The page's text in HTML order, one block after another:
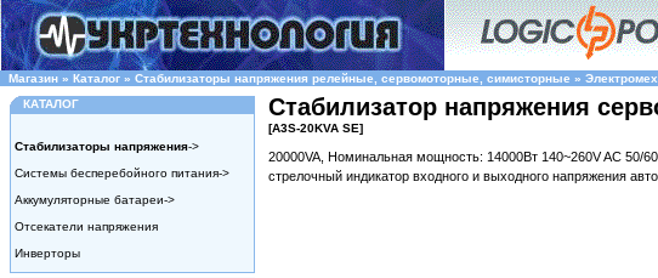
Магазин » Каталог » Стабилизаторы напряжения релейные, сервомоторные, симисторные »
КАТАЛОГ
Стабилизаторы напряжения->
Системы бесперебойного питания->
Аккумуляторные батареи->
Отсекатели напряжения
Инверторы
Стабилизатор напряжения
[A3S-20KVA SE]
20000VA, Номинальная мощность: 14000Вт 140~260V AC 50/
стрелочный индикатор входного и выходного напряжения